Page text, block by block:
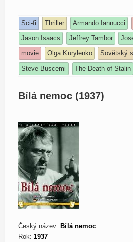
Sci-fi Thriller Armando Iannucci
Jason Isaacs
Jeffrey Tambor
movie
Olga Kurylenko Sovětský
Steve Buscemi
The Death of Stalin
Bílá nemoc (1937)
Český název: Bílá nemoc
Rok: 1937